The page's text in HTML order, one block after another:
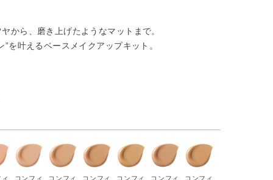
から、磨き上げたようなマットまで。
を叶えるベースメイクアップキット。
コンフィ
コンフィ
コンフィ
コンフィ
コンフィ
コンフィ